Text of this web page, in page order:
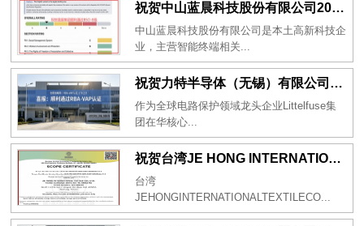
祝贺中山蓝晨科技股份有限公司2026年一次性成功通过BSCI验厂-B级
中山蓝晨科技股份有限公司是本土高新科技企
业，主营智能终端相关...
祝贺力特半导体（无锡）有限公司2026年一次性成功通过RBA-VAP认证审核并取得170.2分
作为全球电路保护领域龙头企业Littelfuse集
团在华核心...
祝贺台湾JE HONG INTERNATIONAL TEXTILE CO., LTD 2026年一次性成功通过GRS认证
台湾
JEHONGINTERNATIONALTEXTILECO...